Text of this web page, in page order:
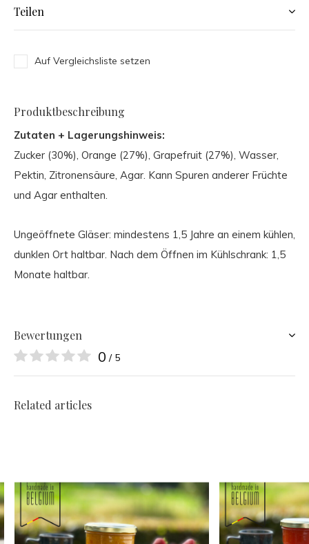
Teilen
Auf Vergleichsliste setzen
Produktbeschreibung
Zutaten + Lagerungshinweis:
Zucker (30%), Orange (27%), Grapefruit (27%), Wasser,
Pektin, Zitronensäure, Agar. Kann Spuren anderer Früchte
und Agar enthalten.
Ungeöffnete Gläser: mindestens 1,5 Jahre an einem kühlen,
dunklen Ort haltbar. Nach dem Öffnen im Kühlschrank: 1,5
Monate haltbar.
Bewertungen
0 / 5
Related articles